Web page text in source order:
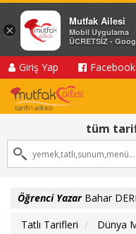
Giriş Yap
tüm
Öğrenci YazarBahar
Tatlı Tarifleri
Dünya
×
Mutfak Ailesi
Mobil Uygulama
ÜCRETSİZ -